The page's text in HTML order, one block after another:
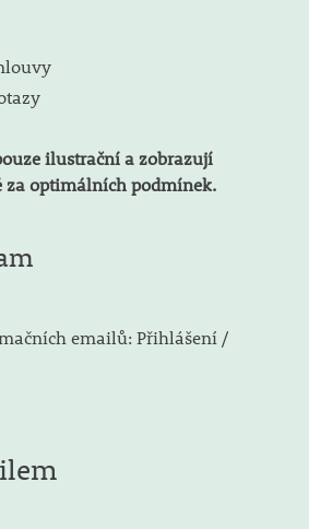
ilustrační a zobrazují
za optimálních podmínek.
emailů: Přihlášení /